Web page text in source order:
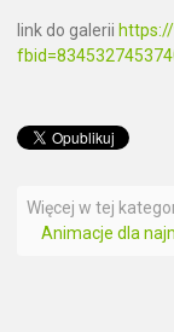
link do galerii
Więcej w tej
Animacje dla